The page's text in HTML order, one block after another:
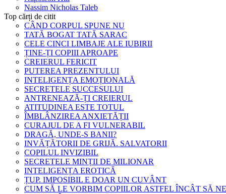
Nassim Nicholas Taleb
Top cărți de citit
CÂND CORPUL SPUNE NU
TATĂ BOGAT TATĂ SARAC
CELE CINCI LIMBAJE ALE IUBIRII
ȚINE-ȚI COPIII APROAPE
CREIERUL FERICIT
PUTEREA PREZENTULUI
INTELIGENȚA EMOȚIONALĂ
SECRETELE SUCCESULUI
ANTRENEAZĂ-ȚI CREIERUL
ATITUDINEA ESTE TOTUL
ÎMBLÂNZIREA ANXIETĂȚII
CURAJUL DE A FI VULNERABIL
DRAGĂ, UNDE-S BANII?
INVĂȚĂTORII DE GRIJĂ. SALVATORII
COPILUL INVIZIBIL
SECRETELE MINȚII DE MILIONAR
INTELIGENȚA EROTICĂ
ȚUP. IMPOSIBIL E DOAR UN CUVÂNT
CUM SĂ LE VORBIM COPIILOR ASTFEL ÎNCÂT SĂ